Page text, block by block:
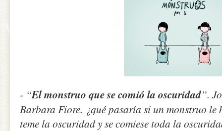
- “El monstruo que se comió la oscuridad”.
Barbara Fiore. ¿qué pasaría si un monstruo le
teme la oscuridad y se comiese toda la